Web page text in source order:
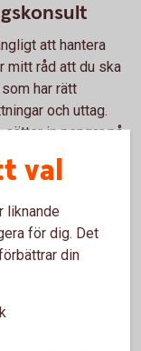
att hantera
mitt råd att du ska
har rätt
och uttag.
in pengar på
kvar tills de
antagligen inte
val
liknande
för dig. Det
din